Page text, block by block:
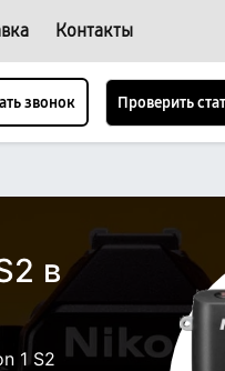
Контакты
звонок Проверить
в
1 S2